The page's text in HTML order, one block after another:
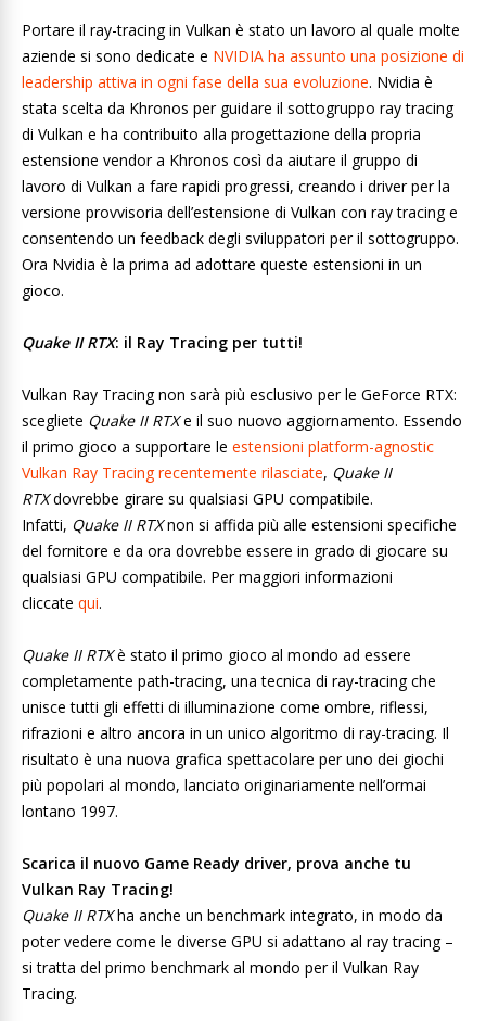
Portare il ray-tracing in Vulkan è stato un lavoro al quale molte
aziende si sono dedicate e NVIDIA ha assunto una posizione di
leadership attiva in ogni fase della sua evoluzione. Nvidia è
stata scelta da Khronos per guidare il sottogruppo ray tracing
di Vulkan e ha contribuito alla progettazione della propria
estensione vendor a Khronos così da aiutare il gruppo di
lavoro di Vulkan a fare rapidi progressi, creando i driver per la
versione provvisoria dell’estensione di Vulkan con ray tracing e
consentendo un feedback degli sviluppatori per il sottogruppo.
Ora Nvidia è la prima ad adottare queste estensioni in un
gioco.
Quake II RTX: il Ray Tracing per tutti!
Vulkan Ray Tracing non sarà più esclusivo per le GeForce RTX:
scegliete Quake II RTXe il suo nuovo aggiornamento. Essendo
il primo gioco a supportare le estensioni platform-agnostic
Vulkan Ray Tracing recentemente rilasciate, Quake II
RTXdovrebbe girare su qualsiasi GPU compatibile.
Infatti, Quake II RTXnon si affida più alle estensioni specifiche
del fornitore e da ora dovrebbe essere in grado di giocare su
qualsiasi GPU compatibile. Per maggiori informazioni
cliccate qui.
Quake II RTXè stato il primo gioco al mondo ad essere
completamente path-tracing, una tecnica di ray-tracing che
unisce tutti gli effetti di illuminazione come ombre, riflessi,
rifrazioni e altro ancora in un unico algoritmo di ray-tracing. Il
risultato è una nuova grafica spettacolare per uno dei giochi
più popolari al mondo, lanciato originariamente nell’ormai
lontano 1997.
Scarica il nuovo Game Ready driver, prova anche tu
Vulkan Ray Tracing!
Quake II RTXha anche un benchmark integrato, in modo da
poter vedere come le diverse GPU si adattano al ray tracing –
si tratta del primo benchmark al mondo per il Vulkan Ray
Tracing.